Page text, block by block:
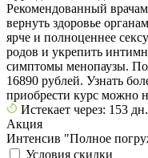
Рекомендованный
вернуть здоровье
ярче и полноценнее
родов и укрепить
симптомы менопаузы.
16890 рублей. Узнать
приобрести курс можно
Истекает через: 153 дн.
Акция
Интенсив "Полное
Условия скидки